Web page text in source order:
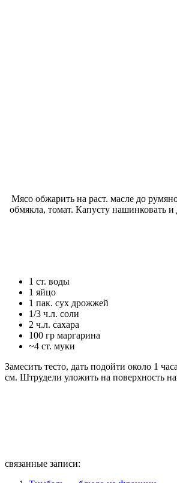
Мясо обжарить на раст. масле до
обмякла, томат. Капусту нашинковать
1 ст. воды
1 яйцо
1 пак. сух дрожжей
1/3 ч.л. соли
2 ч.л. сахара
100 гр маргарина
~4 ст. муки
Замесить тесто, дать подойти около 1
см. Штрудели уложить на поверхность
связанные записи: